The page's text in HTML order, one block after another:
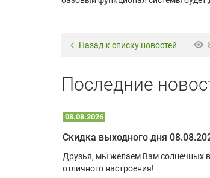
Назад к списку новостей
Последние
08.08.2026
Скидка выходного дня
Друзья, мы желаем Вам солнечных
отличного настроения!